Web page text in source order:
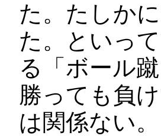
た。たしか
た。といっ
る「ボール
勝っても負
は関係ない。